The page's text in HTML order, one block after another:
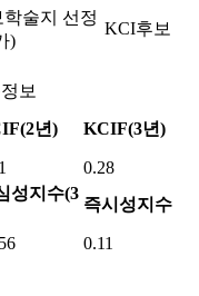
술지 선정
)
KCI후보
보
년) KCIF(3년)
0.28
성지수(3
즉시성지수
0.11